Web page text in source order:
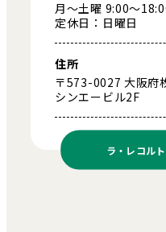
月～土曜 9:00～
定休日：日曜日
住所
〒573-0027 大阪府
シンエービル2F
ラ・レコル